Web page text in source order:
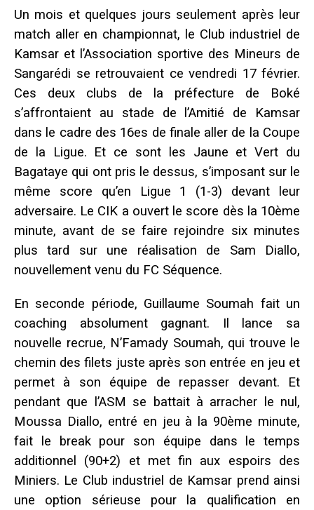
Un mois et quelques jours seulement après leur
match aller en championnat, le Club industriel de
Kamsar et l’Association sportive des Mineurs de
Sangarédi se retrouvaient ce vendredi 17 février.
Ces deux clubs de la préfecture de Boké
s’affrontaient au stade de l’Amitié de Kamsar
dans le cadre des 16es de finale aller de la Coupe
de la Ligue. Et ce sont les Jaune et Vert du
Bagataye qui ont pris le dessus, s’imposant sur le
même score qu’en Ligue 1 (1-3) devant leur
adversaire. Le CIK a ouvert le score dès la 10ème
minute, avant de se faire rejoindre six minutes
plus tard sur une réalisation de Sam Diallo,
nouvellement venu du FC Séquence.
En seconde période, Guillaume Soumah fait un
coaching absolument gagnant. Il lance sa
nouvelle recrue, N’Famady Soumah, qui trouve le
chemin des filets juste après son entrée en jeu et
permet à son équipe de repasser devant. Et
pendant que l’ASM se battait à arracher le nul,
Moussa Diallo, entré en jeu à la 90ème minute,
fait le break pour son équipe dans le temps
additionnel (90+2) et met fin aux espoirs des
Miniers. Le Club industriel de Kamsar prend ainsi
une option sérieuse pour la qualification en